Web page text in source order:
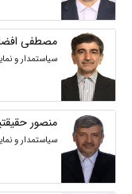
مصطفی
سیاستمدار و
منصور
سیاستمدار و